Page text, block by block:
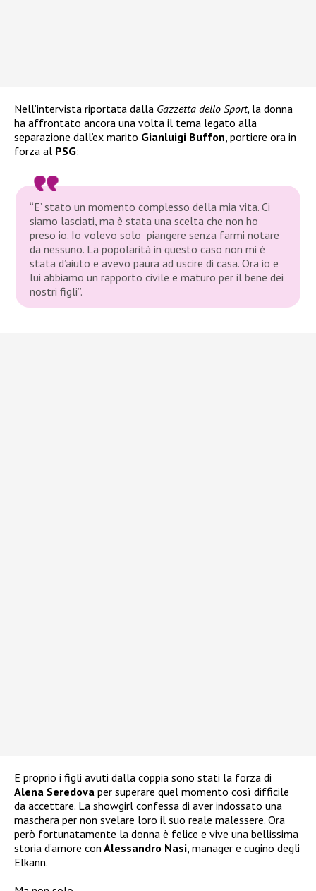
Nell’intervista riportata dalla Gazzetta dello Sport, la donna
ha affrontato ancora una volta il tema legato alla
separazione dall’ex marito Gianluigi Buffon, portiere ora in
forza al PSG:
“E’ stato un momento complesso della mia vita. Ci
siamo lasciati, ma è stata una scelta che non ho
preso io. Io volevo solo piangere senza farmi notare
da nessuno. La popolarità in questo caso non mi è
stata d’aiuto e avevo paura ad uscire di casa. Ora io e
lui abbiamo un rapporto civile e maturo per il bene dei
nostri figli”.
E proprio i figli avuti dalla coppia sono stati la forza di
Alena Seredova per superare quel momento così difficile
da accettare. La showgirl confessa di aver indossato una
maschera per non svelare loro il suo reale malessere. Ora
però fortunatamente la donna è felice e vive una bellissima
storia d’amore con Alessandro Nasi, manager e cugino degli
Elkann.